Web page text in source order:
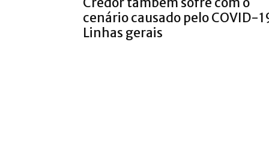
cenário causado pelo COVID-
Linhas gerais